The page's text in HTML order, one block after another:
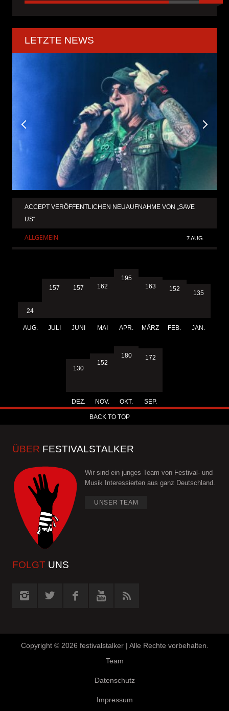
LETZTE NEWS
ACCEPT VERÖFFENTLICHEN NEUAUFNAHME VON „SAVE
US“
ALLGEMEIN 7 AUG.
24
AUG.
157
JULI
157
JUNI
162
MAI
195
APR.
163
MÄRZ
152
FEB.
135
JAN.
130
DEZ.
152
NOV.
180
OKT.
172
SEP.
BACK TO TOP
ÜBER FESTIVALSTALKER
Wir sind ein junges Team von Festival- und
Musik Interessierten aus ganz Deutschland.
UNSER TEAM
FOLGT UNS
Copyright © 2026 festivalstalker | Alle Rechte vorbehalten.
Team
Datenschutz
Impressum